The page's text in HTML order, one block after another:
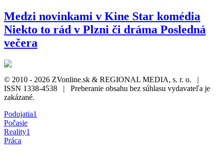
Medzi novinkami v Kine Star komédia
Niekto to rád v Plzni či dráma Posledná
večera
© 2010 - 2026 ZVonline.sk & REGIONAL MEDIA, s. r. o. |
ISSN 1338-4538 | Preberanie obsahu bez súhlasu vydavateľa je
zakázané.
Podujatia1
Počasie
Reality1
Práca